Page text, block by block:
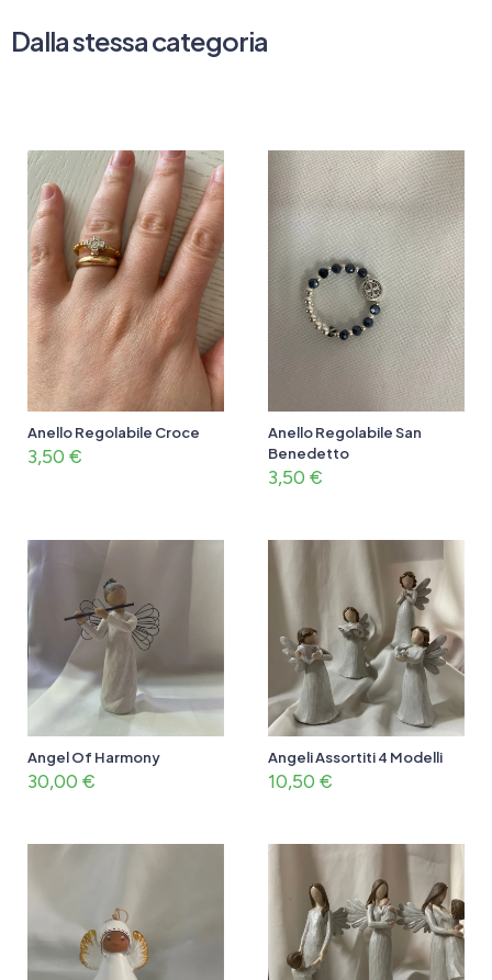
Dalla stessa categoria
Anello Regolabile Croce
3,50 €
Anello Regolabile San
Benedetto
3,50 €
Angel Of Harmony
30,00 €
Angeli Assortiti 4 Modelli
10,50 €